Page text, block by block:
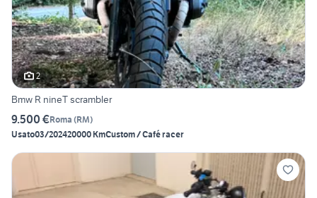
2
Bmw R nineT scrambler
9.500 €Roma (RM)
Usato03/202420000 KmCustom / Café racer